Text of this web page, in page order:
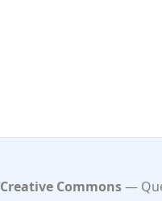
Creative Commons